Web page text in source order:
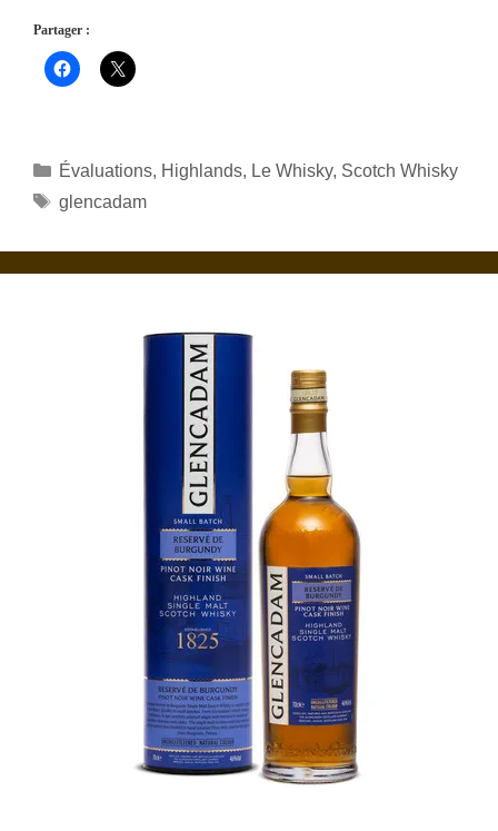
Partager :
Catégories
Évaluations, Highlands, Le Whisky, Scotch Whisky
Étiquettes
glencadam